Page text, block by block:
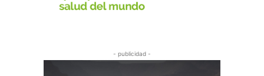
- publicidad -